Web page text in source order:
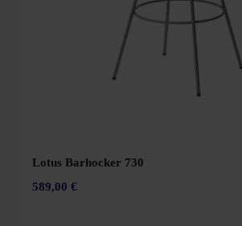
Lotus Barhocker 730
589,00 €